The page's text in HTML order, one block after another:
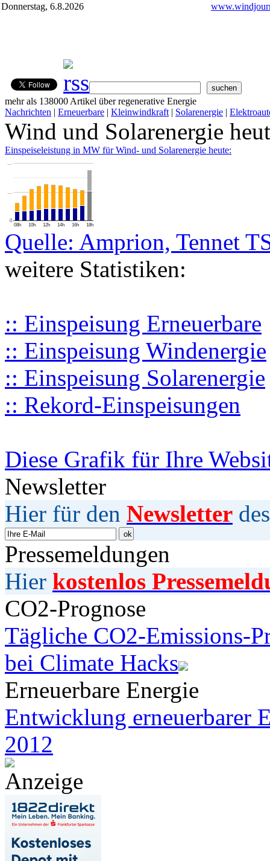
Donnerstag, 6.8.2026
mehr als 138000 Artikel über regenerative Energie
Nachrichten | Erneuerbare | Kleinwindkraft | Solarenergie |
Wind und Solarenergie
Einspeiseleistung in MW für Wind- und Solarenergie heute:
08h 10h 12h 14h 16h 18h
0
…
…
Quelle: Amprion, Tennet
weitere Statistiken:
:: Einspeisung Erneuerbare
:: Einspeisung Windenergie
:: Einspeisung Solarenergie
:: Rekord-Einspeisungen
Diese Grafik für Ihre
Newsletter
Hier für den Newsletter
Pressemeldungen
Hier kostenlos
CO2-Prognose
Tägliche CO2-Emissions-
bei Climate Hacks
Erneuerbare Energie
Entwicklung erneuerbarer
2012
Anzeige